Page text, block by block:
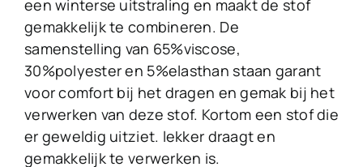
een winterse uitstraling en maakt de stof
gemakkelijk te combineren. De
samenstelling van 65%viscose,
30%polyester en 5%elasthan staan garant
voor comfort bij het dragen en gemak bij het
verwerken van deze stof. Kortom een stof die
er geweldig uitziet. lekker draagt en
gemakkelijk te verwerken is.